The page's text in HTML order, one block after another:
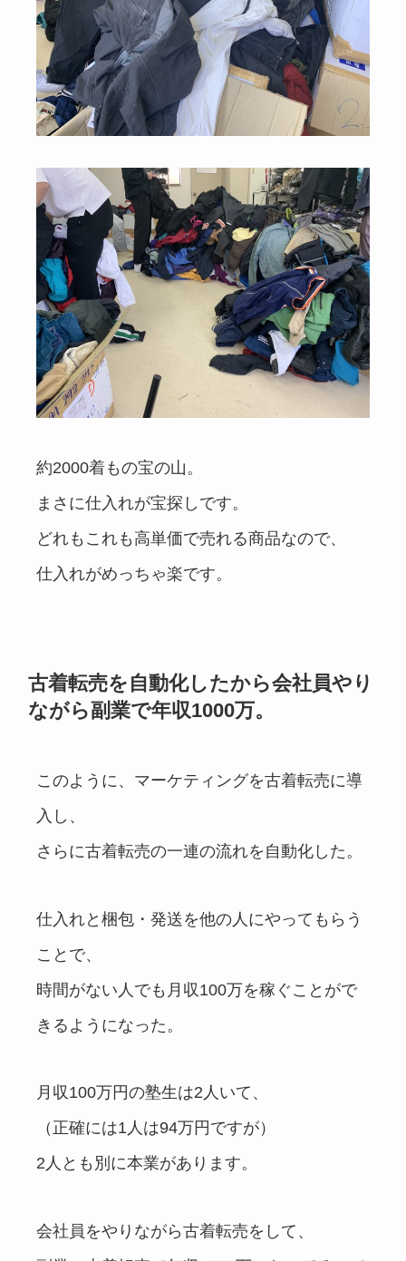
約2000着もの宝の山。
まさに仕入れが宝探しです。
どれもこれも高単価で売れる商品なので、
仕入れがめっちゃ楽です。
古着転売を自動化したから会社員やり
ながら副業で年収1000万。
このように、マーケティングを古着転売に導
入し、
さらに古着転売の一連の流れを自動化した。
仕入れと梱包・発送を他の人にやってもらう
ことで、
時間がない人でも月収100万を稼ぐことがで
きるようになった。
月収100万円の塾生は2人いて、
（正確には1人は94万円ですが）
2人とも別に本業があります。
会社員をやりながら古着転売をして、